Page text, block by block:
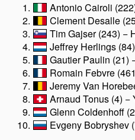
Antonio Cairoli
Clement Desalle
Tim Gajser (243) −
Jeffrey Herlings
Gautier Paulin (21)
Romain Febvre
Jeremy Van
Arnaud Tonus (4) −
Glenn Coldenhoff
Evgeny Bobryshev